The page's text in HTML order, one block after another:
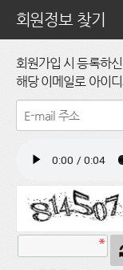
회원정보 찾기
회원가입 시 등록하
해당 이메일로 아이